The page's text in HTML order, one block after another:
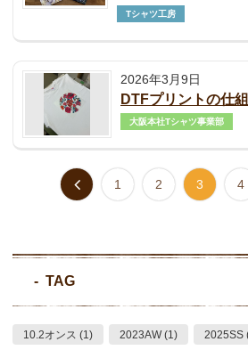
Tシャツ工房
2026年3月9日
DTFプリントの仕
大阪本社Tシャツ事業部
1 2 3 4
TAG
10.2オンス (1) 2023AW (1) 2025SS